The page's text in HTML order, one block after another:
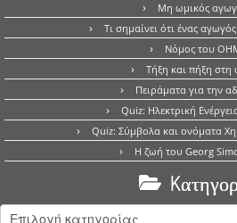
Μη ωμικός
Τι σημαίνει ότι ένας
Νόμος του
Τήξη και πήξη στη
Πειράματα για την
Quiz: Ηλεκτρική
Quiz: Σύμβολα και ονόματα
Η ζωή του Georg
Kατηγορίες